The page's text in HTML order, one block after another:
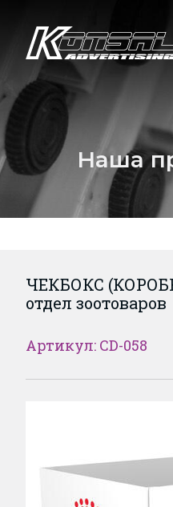
Наша
ЧЕКБОКС
отдел зоотоваров
Артикул: CD-058